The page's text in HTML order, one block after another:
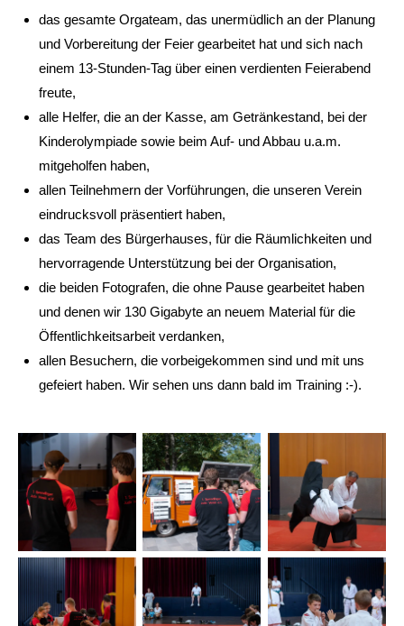
das gesamte Orgateam, das unermüdlich an der Planung
und Vorbereitung der Feier gearbeitet hat und sich nach
einem 13-Stunden-Tag über einen verdienten Feierabend
freute,
alle Helfer, die an der Kasse, am Getränkestand, bei der
Kinderolympiade sowie beim Auf- und Abbau u.a.m.
mitgeholfen haben,
allen Teilnehmern der Vorführungen, die unseren Verein
eindrucksvoll präsentiert haben,
das Team des Bürgerhauses, für die Räumlichkeiten und
hervorragende Unterstützung bei der Organisation,
die beiden Fotografen, die ohne Pause gearbeitet haben
und denen wir 130 Gigabyte an neuem Material für die
Öffentlichkeitsarbeit verdanken,
allen Besuchern, die vorbeigekommen sind und mit uns
gefeiert haben. Wir sehen uns dann bald im Training :-).